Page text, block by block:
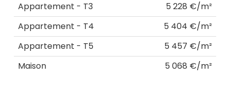
Appartement - T3
5 228 €/m²
Appartement - T4
5 404 €/m²
Appartement - T5
5 457 €/m²
Maison
5 068 €/m²